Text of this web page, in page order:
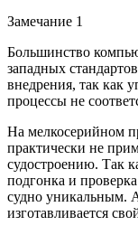
Замечание 1
Большинство
западных
внедрения, так как
процессы не
На мелкосерийном
практически не
судостроению. Так
подгонка и
судно уникальным.
изготавливается